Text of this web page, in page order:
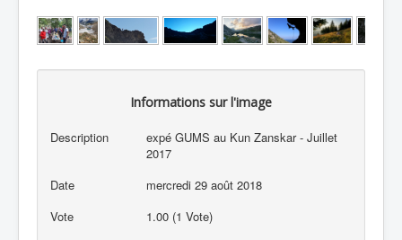
Informations sur l'image
Description
expé GUMS au Kun Zanskar - Juillet
2017
Date
mercredi 29 août 2018
Vote
1.00 (1 Vote)